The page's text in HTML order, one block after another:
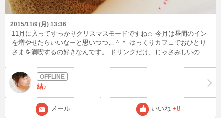
2015/11/9 (月) 13:36
11月に入ってすっかりクリスマスモードですね☆ 今月は昼間のイン
を増やせたらいいなーと思いつつ…＾＾ ゆっくりカフェでおひとり
さまを満喫するの好きなんです。 ドリンクだけ、じゃさみしいの
盛り！っていうのが好き！ こんなの出てきたらテンションあがっち
ゃう♪ 甘いものを食べると幸せな気持ちになりますね＾＾
結♪
メール いいね +8